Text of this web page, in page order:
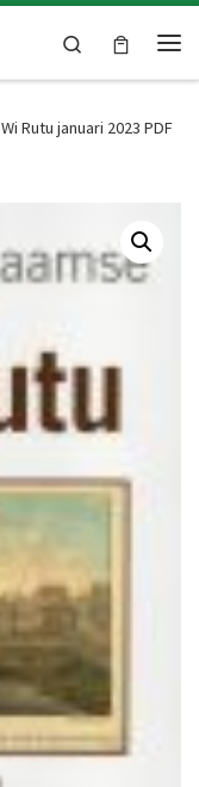
Search
Wi Rutu januari 2023 PDF